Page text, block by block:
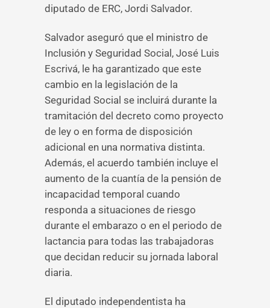
diputado de ERC, Jordi Salvador.
Salvador aseguró que el ministro de
Inclusión y Seguridad Social, José Luis
Escrivá, le ha garantizado que este
cambio en la legislación de la
Seguridad Social se incluirá durante la
tramitación del decreto como proyecto
de ley o en forma de disposición
adicional en una normativa distinta.
Además, el acuerdo también incluye el
aumento de la cuantía de la pensión de
incapacidad temporal cuando
responda a situaciones de riesgo
durante el embarazo o en el periodo de
lactancia para todas las trabajadoras
que decidan reducir su jornada laboral
diaria.
El diputado independentista ha